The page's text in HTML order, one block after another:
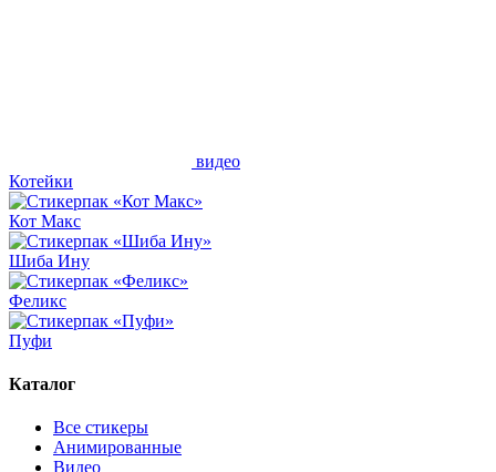
видео
Котейки
Кот Макс
Шиба Ину
Феликс
Пуфи
Каталог
Все стикеры
Анимированные
Видео